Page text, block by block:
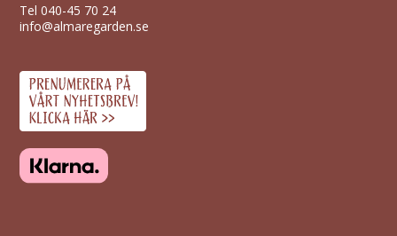
Tel040-45 70 24
info@almaregarden.se